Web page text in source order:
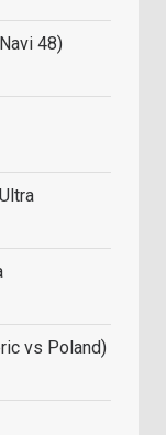
48)
vs Poland)